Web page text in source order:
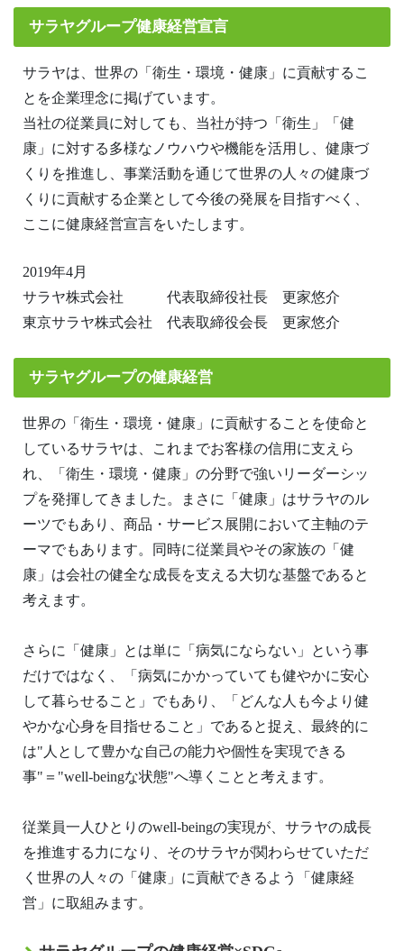
サラヤグループ健康経営宣言
サラヤは、世界の「衛生・環境・健康」に貢献するこ
とを企業理念に掲げています。
当社の従業員に対しても、当社が持つ「衛生」「健
康」に対する多様なノウハウや機能を活用し、健康づ
くりを推進し、事業活動を通じて世界の人々の健康づ
くりに貢献する企業として今後の発展を目指すべく、
ここに健康経営宣言をいたします。
2019年4月
サラヤ株式会社 代表取締役社長 更家悠介
東京サラヤ株式会社 代表取締役会長 更家悠介
サラヤグループの健康経営
世界の「衛生・環境・健康」に貢献することを使命と
しているサラヤは、これまでお客様の信用に支えら
れ、「衛生・環境・健康」の分野で強いリーダーシッ
プを発揮してきました。まさに「健康」はサラヤのル
ーツでもあり、商品・サービス展開において主軸のテ
ーマでもあります。同時に従業員やその家族の「健
康」は会社の健全な成長を支える大切な基盤であると
考えます。
さらに「健康」とは単に「病気にならない」という事
だけではなく、「病気にかかっていても健やかに安心
して暮らせること」でもあり、「どんな人も今より健
やかな心身を目指せること」であると捉え、最終的に
は"人として豊かな自己の能力や個性を実現できる
事"＝"well-beingな状態"へ導くことと考えます。
従業員一人ひとりのwell-beingの実現が、サラヤの成長
を推進する力になり、そのサラヤが関わらせていただ
く世界の人々の「健康」に貢献できるよう「健康経
営」に取組みます。